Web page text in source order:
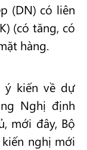
(DN) có liên
(có tăng, có
hàng.
ý kiến về dự
Nghị định
mới đây, Bộ
nghị mới